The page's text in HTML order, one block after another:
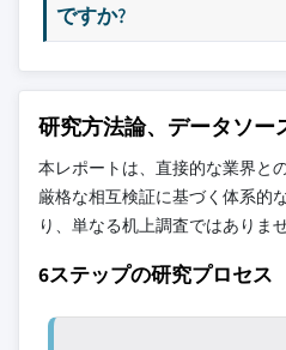
ですか?
研究方法論、データソー
本レポートは、直接的な業界と
厳格な相互検証に基づく体系的
り、単なる机上調査ではありませ
6ステップの研究プロセス